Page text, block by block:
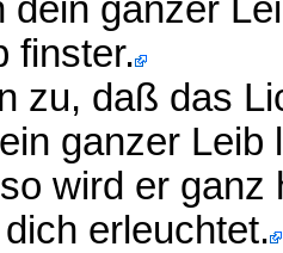
dein ganzer
finster.
zu, daß das
ganzer
wird er
erleuchtet.